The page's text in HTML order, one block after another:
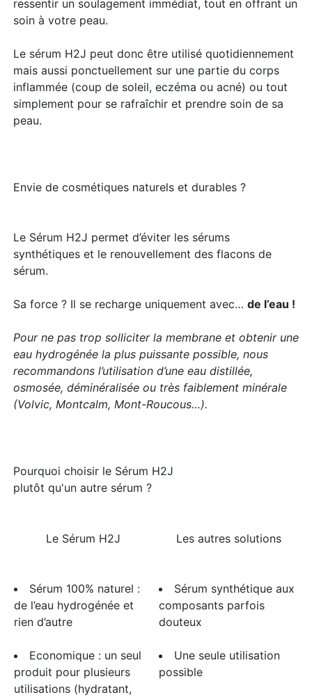
ressentir un soulagement immédiat, tout en offrant un
soin à votre peau.
Le sérum H2J peut donc être utilisé quotidiennement
mais aussi ponctuellement sur une partie du corps
inflammée (coup de soleil, eczéma ou acné) ou tout
simplement pour se rafraîchir et prendre soin de sa
peau.
Envie de cosmétiques naturels et durables ? ​​
Le Sérum H2J permet d’éviter les sérums
synthétiques et le renouvellement des flacons de
sérum.
Sa force ? Il se recharge uniquement avec… de l’eau !
Pour ne pas trop solliciter la membrane et obtenir une
eau hydrogénée la plus puissante possible, nous
recommandons l’utilisation d’une eau distillée,
osmosée, déminéralisée ou très faiblement minérale
(Volvic, Montcalm, Mont-Roucous…).
Pourquoi choisir le Sérum H2J
plutôt qu'un autre sérum ? ​​
Le Sérum H2J​
Sérum 100% naturel :
de l’eau hydrogénée et
rien d’autre
​Economique : un seul
produit pour plusieurs
utilisations (hydratant,
​Les ​autres solutions​
Sérum synthétique aux
composants parfois
douteux
Une seule utilisation
possible